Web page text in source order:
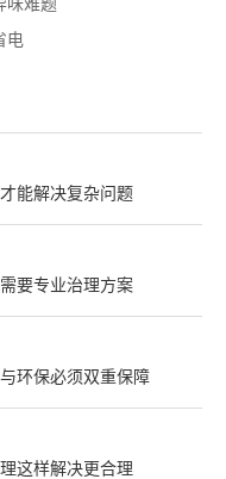
电
能解决复杂问题
要专业治理方案
环保必须双重保障
这样解决更合理